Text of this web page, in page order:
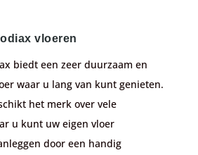
vloeren
biedt een zeer duurzaam en
waar u lang van kunt genieten.
het merk over vele
u kunt uw eigen vloer
door een handig